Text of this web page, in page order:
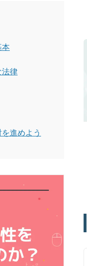
本
法律
進めよう